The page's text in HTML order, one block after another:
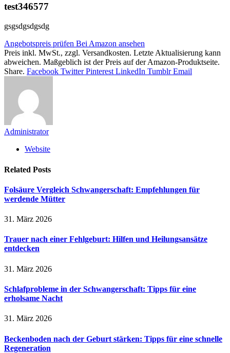
test346577
gsgsdgsdgsdg
Angebotspreis prüfen Bei Amazon ansehen
Preis inkl. MwSt., zzgl. Versandkosten. Letzte Aktualisierung kann
abweichen. Maßgeblich ist der Preis auf der Amazon-Produktseite.
Share. Facebook Twitter Pinterest LinkedIn Tumblr Email
Administrator
Website
Related Posts
Folsäure Vergleich Schwangerschaft: Empfehlungen für
werdende Mütter
31. März 2026
Trauer nach einer Fehlgeburt: Hilfen und Heilungsansätze
entdecken
31. März 2026
Schlafprobleme in der Schwangerschaft: Tipps für eine
erholsame Nacht
31. März 2026
Beckenboden nach der Geburt stärken: Tipps für eine schnelle
Regeneration